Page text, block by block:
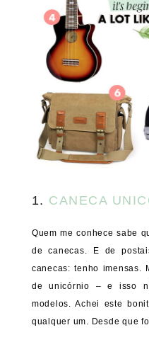
1. CANECA
Quem me conhece sabe
de canecas. E de
canecas: tenho imensas.
de unicórnio – e isso
modelos. Achei este
qualquer um. Desde que